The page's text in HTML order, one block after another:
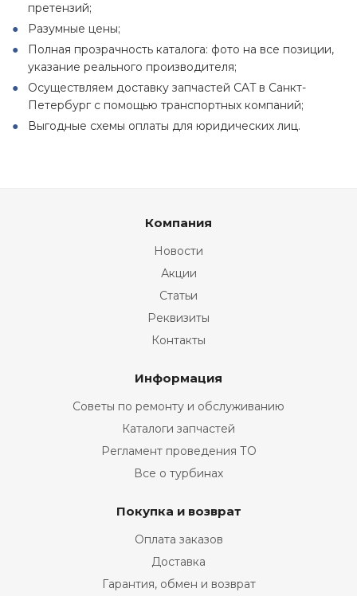
претензий;
Разумные цены;
Полная прозрачность каталога: фото на все позиции,
указание реального производителя;
Осуществляем доставку запчастей CAT в Санкт-
Петербург с помощью транспортных компаний;
Выгодные схемы оплаты для юридических лиц.
Компания
Новости
Акции
Статьи
Реквизиты
Контакты
Информация
Советы по ремонту и обслуживанию
Каталоги запчастей
Регламент проведения ТО
Все о турбинах
Покупка и возврат
Оплата заказов
Доставка
Гарантия, обмен и возврат